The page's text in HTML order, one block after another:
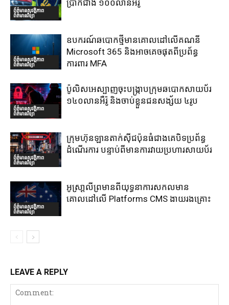
ព័ត៌មានសុវត្ថិភាព
ព័ត៌មានវិទ្យា
ប្រាក់ជាង ១០០លានអឺរ៉ូ
ព័ត៌មានសុវត្ថិភាព
ព័ត៌មានវិទ្យា
ឧបករណ៍ឆបោកថ្មីមានគោលដៅលើគណនី
Microsoft 365 និងអាចគេចផុតពីប្រព័ន្ធ
ការពារ MFA
ព័ត៌មានសុវត្ថិភាព
ព័ត៌មានវិទ្យា
ប៉ូលិសអេស្បាញចុះបង្រ្កាបក្រុមឆបោកសាយប័រ
១៤០លានអឺរ៉ូ និងចាប់ខ្លួនជនសង្ស័យ ៤រូប
ព័ត៌មានសុវត្ថិភាព
ព័ត៌មានវិទ្យា
ក្រុមហ៊ុនឡានតាក់ស៊ីជប៉ុនធំជាងគេបិទប្រព័ន្ធ
ដំណើរការ បន្ទាប់ពីមានការវាយប្រហារសាយប័រ
ព័ត៌មានសុវត្ថិភាព
ព័ត៌មានវិទ្យា
អូស្រា្តលីព្រមានពីយុទ្ធនាការសកលមាន
គោលដៅលើ Platforms CMS ងាយរងគ្រោះ
LEAVE A REPLY